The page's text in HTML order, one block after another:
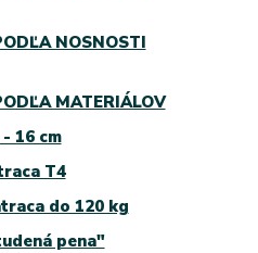
NOSNOSTI
MATERIÁLOV
16 cm
T4
do 120 kg
pena"